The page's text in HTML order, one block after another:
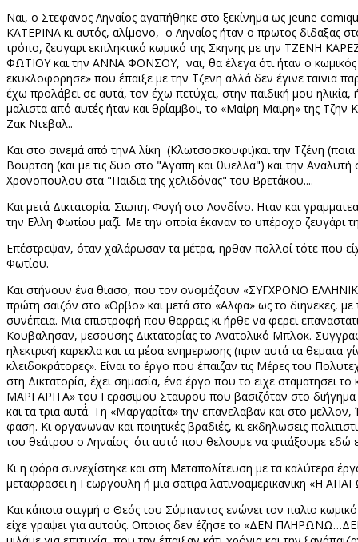
Ναι, ο Στεφανος Ληναίος αγαπήθηκε στο ξεκίνημα ως jeune
ΚΑΤΕΡΙΝΑ κι αυτός, αλίμονο, ο Ληναίος ήταν ο πρωτος διδαξας
τρόπο, ζευγαρι εκπληκτικό κωμικό της Σκηνης με την ΤΖΕΝΗ
ΦΩΤΙΟΥ και την ΑΝΝΑ ΦΟΝΣΟΥ, ναι, θα έλεγα ότι ήταν ο
εκυκλοφορησε» που έπαιξε με την Τζενη αλλά δεν έγινε ταινια
έχω προλάβει σε αυτά, τον έχω πετύχει, στην παιδική μου
μαλιστα από αυτές ήταν και θρίαμβοι, το «Μαίρη Μαιρη» της
Ζακ Ντεβαλ..
Και στο σινεμά από τηνΑ λίκη (Κλωτσοσκουφι)και την Τζένη
Βουρτση (και με τις δυο στο "Αγαπη και θυελλα") και την
Χρονοπουλου στα "Παιδια της χελιδόνας" του Βρετάκου....
Και μετά Δικτατορία. Σιωπη. Φυγή στο Λονδίνο. Ηταν και
την Ελλη Φωτίου μαζί. Με την οποία έκαναν το υπέροχο ζευγάρι
Επέστρεψαν, όταν χαλάρωσαν τα μέτρα, ηρθαν πολλοί τότε που
Φωτίου.
Και στήνουν ένα θιασο, που τον ονομάζουν «ΣΥΓΧΡΟΝΟ
πρώτη σαιζόν στο «Ορβο» και μετά στο «Αλφα» ως το διηνεκες,
συνέπεια. Μια επιστροφή που θαρρεις κι ήρθε να φερει
Κουβαλησαν, μεσουσης Δικτατορίας το Ανατολικό Μπλοκ.
ηλεκτρική καρεκλα και τα μέσα ενημερωσης (πριν αυτά τα θεματα
κλειδοκράτορες». Είναι το έργο που έπαιζαν τις Μέρες του
στη Δικτατορία, έχει σημασία, ένα έργο που το ειχε
ΜΑΡΓΑΡΙΤΑ» του Γερασιμου Σταυρου που βασιζόταν στο
και τα τρια αυτά΄. Τη «Μαργαρίτα» την επανελαβαν και στο
φαση. Κι οργανωναν και ποιητικές βραδιές, κι εκδηλωσεις
του θεάτρου ο Ληναίος ότι αυτό που θελουμε να φτιάξουμε εδώ
Κι η φόρα συνεχίστηκε και στη Μεταπολίτευση με τα καλύτερα
μεταφρασει η Γεωργουλη ή μια σατιρα λατινοαμερικανικη «Η
Και κάποια στιγμή ο Θεός του Σύμπαντος ενώνει τον παλιο
είχε γραψει για αυτούς. Οποιος δεν έζησε το «ΔΕΝ